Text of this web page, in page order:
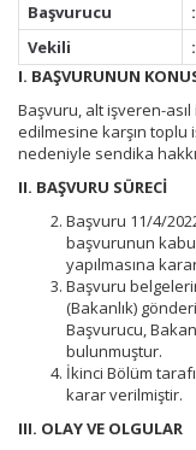
Başvurucu
:
Vekili
:
I. BAŞVURUNUN
Başvuru, alt işveren-
edilmesine karşın toplu
nedeniyle sendika
II. BAŞVURU SÜRECİ
Başvuru 11/4/
başvurunun
yapılmasına
Başvuru
(Bakanlık)
Başvurucu,
bulunmuştur.
İkinci Bölüm
karar verilmiştir.
III. OLAY VE OLGULAR